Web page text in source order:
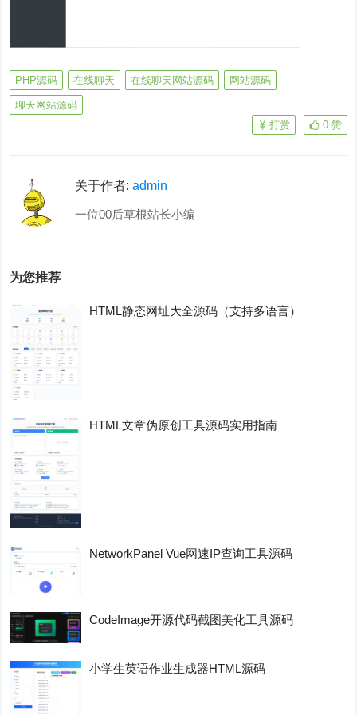
PHP源码 在线聊天 在线聊天网站源码 网站源码
聊天网站源码
0 赞
打赏
关于作者:admin
一位00后草根站长小编
为您推荐
HTML静态网址大全源码（支持多语言）
HTML文章伪原创工具源码实用指南
NetworkPanel Vue网速IP查询工具源码
CodeImage开源代码截图美化工具源码
小学生英语作业生成器HTML源码